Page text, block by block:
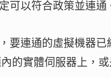
可以符合政策並連通
要連通的虛擬機器
的實體伺服器上，